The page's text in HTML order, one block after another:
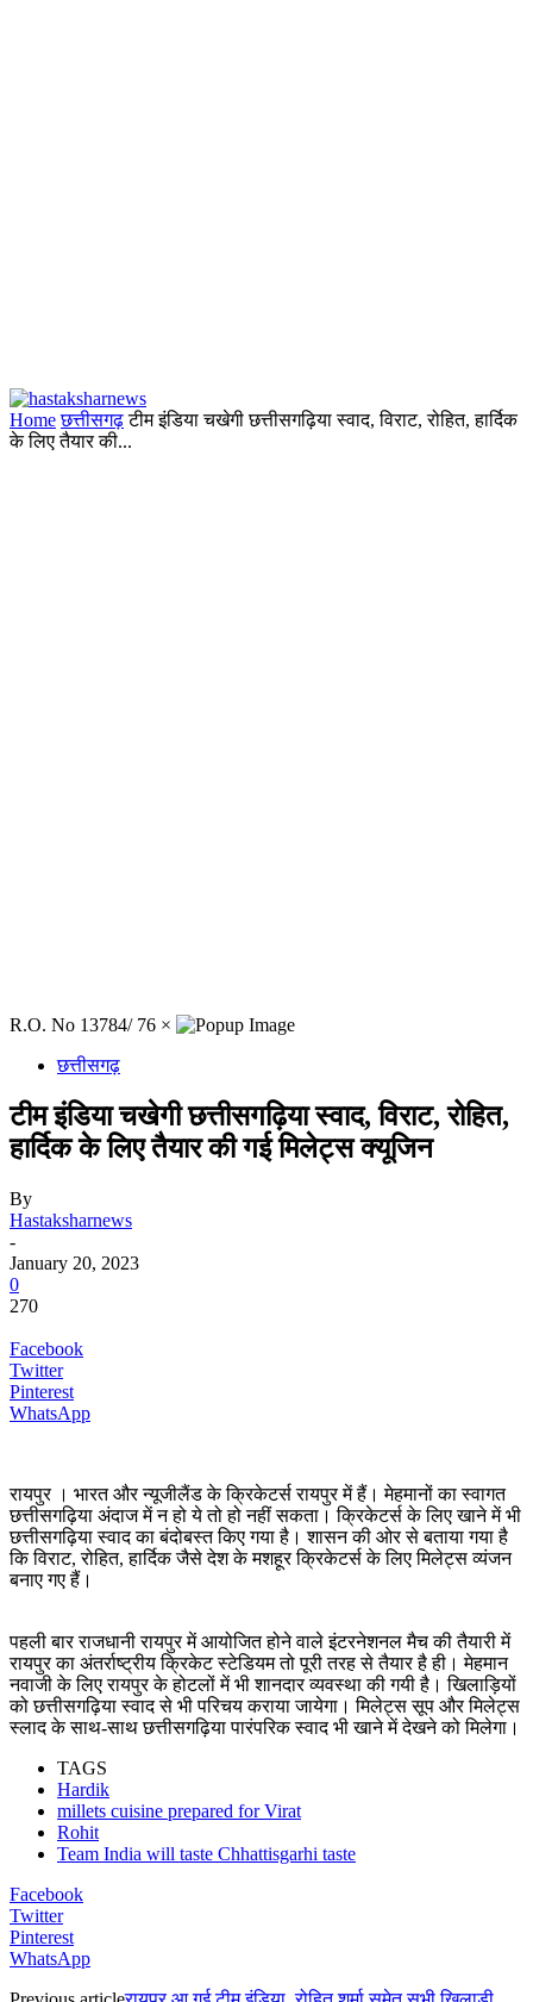
Home छत्तीसगढ़ टीम इंडिया चखेगी छत्तीसगढ़िया स्वाद, विराट, रोहित, हार्दिक
के लिए तैयार की...
R.O. No 13784/ 76 ×
छत्तीसगढ़
टीम इंडिया चखेगी छत्तीसगढ़िया स्वाद, विराट, रोहित,
हार्दिक के लिए तैयार की गई मिलेट्स क्यूजिन
By
Hastaksharnews
-
January 20, 2023
0
270
Facebook
Twitter
Pinterest
WhatsApp
रायपुर । भारत और न्यूजीलैंड के क्रिकेटर्स रायपुर में हैं। मेहमानों का स्वागत
छत्तीसगढ़िया अंदाज में न हो ये तो हो नहीं सकता। क्रिकेटर्स के लिए खाने में भी
छत्तीसगढ़िया स्वाद का बंदोबस्त किए गया है। शासन की ओर से बताया गया है
कि विराट, रोहित, हार्दिक जैसे देश के मशहूर क्रिकेटर्स के लिए मिलेट्स व्यंजन
बनाए गए हैं।
पहली बार राजधानी रायपुर में आयोजित होने वाले इंटरनेशनल मैच की तैयारी में
रायपुर का अंतर्राष्ट्रीय क्रिकेट स्टेडियम तो पूरी तरह से तैयार है ही। मेहमान
नवाजी के लिए रायपुर के होटलों में भी शानदार व्यवस्था की गयी है। खिलाड़ियों
को छत्तीसगढ़िया स्वाद से भी परिचय कराया जायेगा। मिलेट्स सूप और मिलेट्स
स्लाद के साथ-साथ छत्तीसगढ़िया पारंपरिक स्वाद भी खाने में देखने को मिलेगा।
TAGS
Hardik
millets cuisine prepared for Virat
Rohit
Team India will taste Chhattisgarhi taste
Facebook
Twitter
Pinterest
WhatsApp